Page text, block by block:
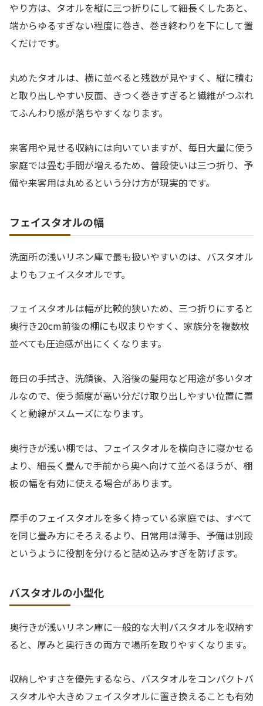
やり方は、タオルを縦に三つ折りにして細長くしたあと、
端からゆるすぎない程度に巻き、巻き終わりを下にして置
くだけです。
丸めたタオルは、横に並べると残数が見やすく、縦に積む
と取り出しやすい反面、きつく巻きすぎると繊維がつぶれ
てふんわり感が落ちやすくなります。
来客用や見せる収納には向いていますが、毎日大量に使う
家庭では畳む手間が増えるため、普段使いは三つ折り、予
備や来客用は丸めるという分け方が現実的です。
フェイスタオルの幅
洗面所の浅いリネン庫で最も扱いやすいのは、バスタオル
よりもフェイスタオルです。
フェイスタオルは幅が比較的狭いため、三つ折りにすると
奥行き20cm前後の棚にも収まりやすく、家族分を複数枚
並べても圧迫感が出にくくなります。
毎日の手拭き、洗顔後、入浴後の髪用など用途が多いタオ
ルなので、使う頻度が高い分だけ取り出しやすい位置に置
くと動線がスムーズになります。
奥行きが浅い棚では、フェイスタオルを横向きに寝かせる
より、細長く畳んで手前から奥へ向けて並べるほうが、棚
板の幅を有効に使える場合があります。
厚手のフェイスタオルを多く持っている家庭では、すべて
を同じ畳み方にそろえるより、日常用は薄手、予備は別段
というように役割を分けると詰め込みすぎを防げます。
バスタオルの小型化
奥行きが浅いリネン庫に一般的な大判バスタオルを収納す
ると、厚みと奥行きの両方で場所を取りやすくなります。
収納しやすさを優先するなら、バスタオルをコンパクトバ
スタオルや大きめフェイスタオルに置き換えることも有効